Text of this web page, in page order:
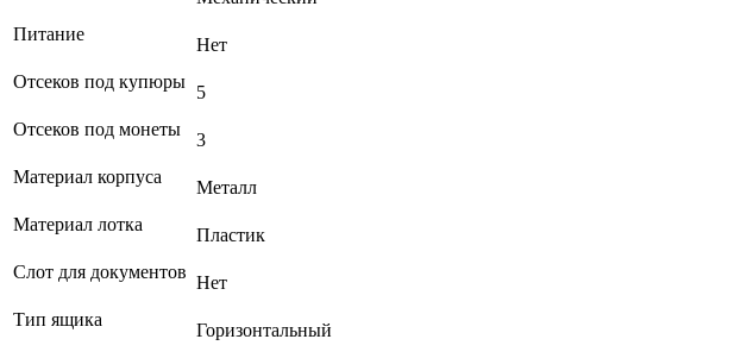
Питание
Нет
Отсеков под купюры
5
Отсеков под монеты
3
Материал корпуса
Металл
Материал лотка
Пластик
Слот для документов
Нет
Тип ящика
Горизонтальный